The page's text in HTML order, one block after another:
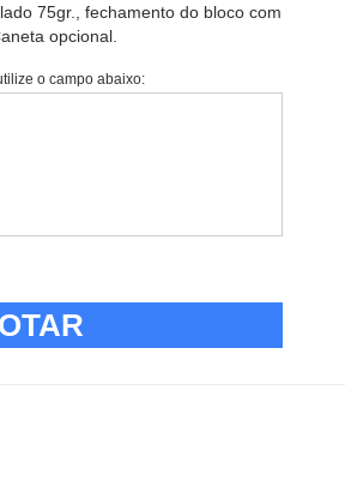
75gr., fechamento do bloco com
opcional.
o campo abaixo: